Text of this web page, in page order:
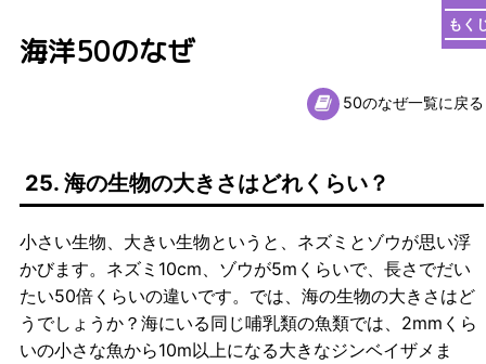
もく
海洋50のなぜ
50のなぜ一覧に戻る
25. 海の生物の大きさはどれくらい？
小さい生物、大きい生物というと、ネズミとゾウが思い浮
かびます。ネズミ10cm、ゾウが5mくらいで、長さでだい
たい50倍くらいの違いです。では、海の生物の大きさはど
うでしょうか？海にいる同じ哺乳類の魚類では、2mmくら
いの小さな魚から10m以上になる大きなジンベイザメま